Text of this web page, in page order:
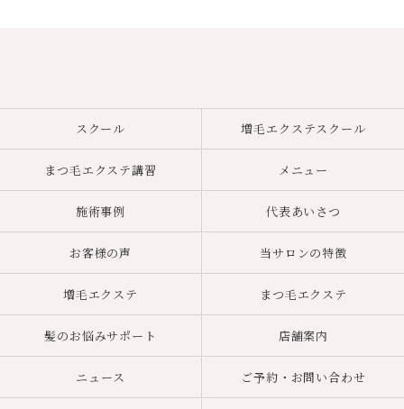
スクール 増毛エクステスクール
まつ毛エクステ講習 メニュー
施術事例 代表あいさつ
お客様の声 当サロンの特徴
増毛エクステ まつ毛エクステ
髪のお悩みサポート 店舗案内
ニュース ご予約・お問い合わせ